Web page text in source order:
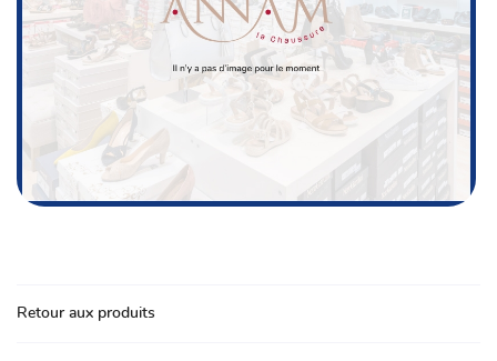
Retour aux produits